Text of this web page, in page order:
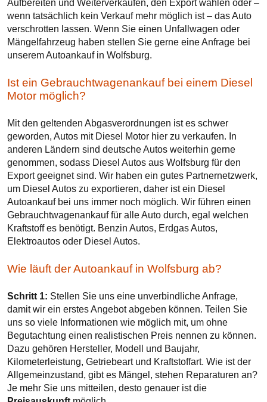
Aufbereiten und Weiterverkaufen, den Export wählen oder –
wenn tatsächlich kein Verkauf mehr möglich ist – das Auto
verschrotten lassen. Wenn Sie einen Unfallwagen oder
Mängelfahrzeug haben stellen Sie gerne eine Anfrage bei
unserem Autoankauf in Wolfsburg.
Ist ein Gebrauchtwagenankauf bei einem Diesel
Motor möglich?
Mit den geltenden Abgasverordnungen ist es schwer
geworden, Autos mit Diesel Motor hier zu verkaufen. In
anderen Ländern sind deutsche Autos weiterhin gerne
genommen, sodass Diesel Autos aus Wolfsburg für den
Export geeignet sind. Wir haben ein gutes Partnernetzwerk,
um Diesel Autos zu exportieren, daher ist ein Diesel
Autoankauf bei uns immer noch möglich. Wir führen einen
Gebrauchtwagenankauf für alle Auto durch, egal welchen
Kraftstoff es benötigt. Benzin Autos, Erdgas Autos,
Elektroautos oder Diesel Autos.
Wie läuft der Autoankauf in Wolfsburg ab?
Schritt 1: Stellen Sie uns eine unverbindliche Anfrage,
damit wir ein erstes Angebot abgeben können. Teilen Sie
uns so viele Informationen wie möglich mit, um ohne
Begutachtung einen realistischen Preis nennen zu können.
Dazu gehören Hersteller, Modell und Baujahr,
Kilometerleistung, Getriebeart und Kraftstoffart. Wie ist der
Allgemeinzustand, gibt es Mängel, stehen Reparaturen an?
Je mehr Sie uns mitteilen, desto genauer ist die